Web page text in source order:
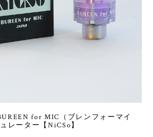
for MIC（ブレンフォーマイ
レーター【NiCSo】